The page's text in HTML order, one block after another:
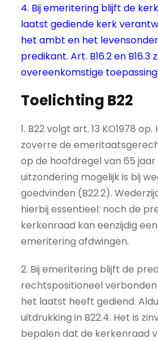
4. Bij emeritering blijft de
laatst gediende kerk
het ambt en het
predikant. Art. B16.2 en B16.3
overeenkomstige toepassing.
Toelichting B22
1. B22 volgt art. 13 KO1978
zoverre de
op de hoofdregel van 65 jaar
uitzondering mogelijk is bij
goedvinden (B22.2).
hierbij essentieel: noch de
kerkenraad kan eenzijdig
emeritering afdwingen.
2. Bij emeritering blijft de
rechtspositioneel verbonden
het laatst heeft gediend.
uitdrukking in B22.4. Het is
bepalen dat de kerkenraad